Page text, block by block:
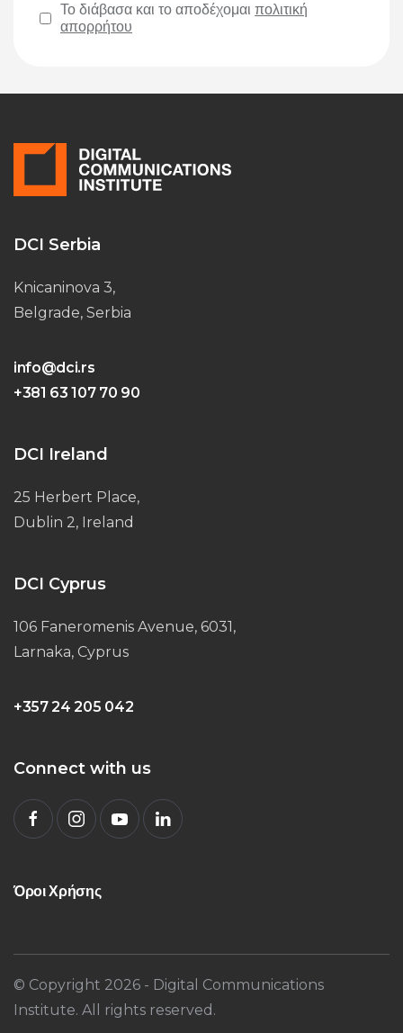
Το διάβασα και το αποδέχομαι πολιτική
απορρήτου
DCI Serbia
Knicaninova 3,
Belgrade, Serbia
info@dci.rs
+381 63 107 70 90
DCI Ireland
25 Herbert Place,
Dublin 2, Ireland
DCI Cyprus
106 Faneromenis Avenue, 6031,
Larnaka, Cyprus
+357 24 205 042
Connect with us
Όροι Χρήσης
© Copyright 2026 - Digital Communications
Institute. All rights reserved.